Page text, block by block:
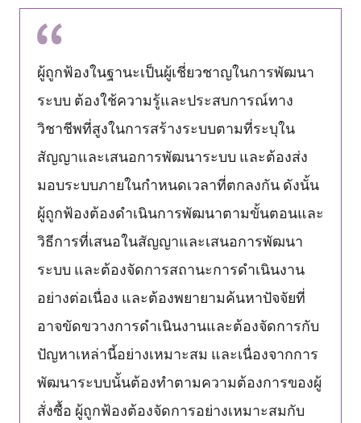
ผู้ถูกฟ้องในฐานะเป็นผู้เชี่ยวชาญในการพัฒนา
ระบบ ต้องใช้ความรู้และประสบการณ์ทาง
วิชาชีพที่สูงในการสร้างระบบตามที่ระบุใน
สัญญาและเสนอการพัฒนาระบบ และต้องส่ง
มอบระบบภายในกำหนดเวลาที่ตกลงกัน ดังนั้น
ผู้ถูกฟ้องต้องดำเนินการพัฒนาตามขั้นตอนและ
วิธีการที่เสนอในสัญญาและเสนอการพัฒนา
ระบบ และต้องจัดการสถานะการดำเนินงาน
อย่างต่อเนื่อง และต้องพยายามค้นหาปัจจัยที่
อาจขัดขวางการดำเนินงานและต้องจัดการกับ
ปัญหาเหล่านี้อย่างเหมาะสม และเนื่องจากการ
พัฒนาระบบนั้นต้องทำตามความต้องการของผู้
สั่งซื้อ ผู้ถูกฟ้องต้องจัดการอย่างเหมาะสมกับ